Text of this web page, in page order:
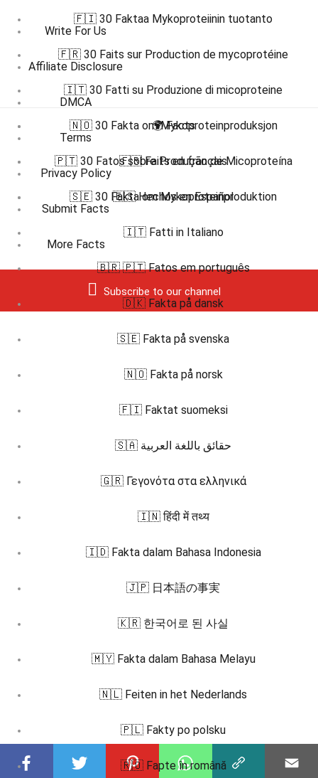
Write For Us
Affiliate Disclosure
DMCA
Terms
Privacy Policy
Submit Facts
More Facts
Subscribe to our channel
🇫🇮 30 Faktaa Mykoproteiinin tuotanto
🇫🇷 30 Faits sur Production de mycoprotéine
🇮🇹 30 Fatti su Produzione di micoproteine
🇳🇴 30 Fakta om Mykoproteinproduksjon
🇵🇹 30 Fatos sobre Produção de Micoproteína
🇸🇪 30 Fakta om Mykoproteinproduktion
🌍 Facts
🇫🇷 Faits en français
🇪🇸 Hechos en Español
🇮🇹 Fatti in Italiano
🇧🇷 🇵🇹 Fatos em português
🇩🇰 Fakta på dansk
🇸🇪 Fakta på svenska
🇳🇴 Fakta på norsk
🇫🇮 Faktat suomeksi
🇸🇦 حقائق باللغة العربية
🇬🇷 Γεγονότα στα ελληνικά
🇮🇳 हिंदी में तथ्य
🇮🇩 Fakta dalam Bahasa Indonesia
🇯🇵 日本語の事実
🇰🇷 한국어로 된 사실
🇲🇾 Fakta dalam Bahasa Melayu
🇳🇱 Feiten in het Nederlands
🇵🇱 Fakty po polsku
🇷🇴 Fapte în română